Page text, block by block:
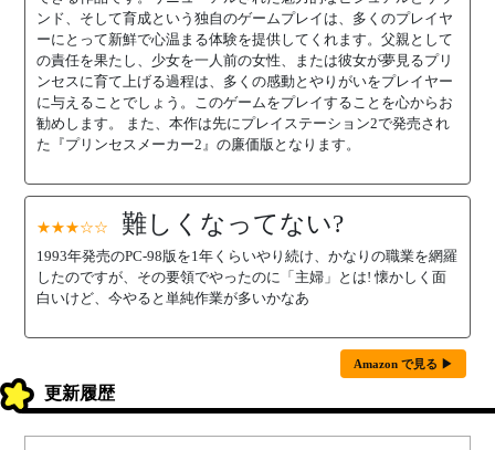
ンド、そして育成という独自のゲームプレイは、多くのプレイヤ
ーにとって新鮮で心温まる体験を提供してくれます。父親として
の責任を果たし、少女を一人前の女性、または彼女が夢見るプリ
ンセスに育て上げる過程は、多くの感動とやりがいをプレイヤー
に与えることでしょう。このゲームをプレイすることを心からお
勧めします。 また、本作は先にプレイステーション2で発売され
た『プリンセスメーカー2』の廉価版となります。
★★★☆☆ 難しくなってない?
1993年発売のPC-98版を1年くらいやり続け、かなりの職業を網羅
したのですが、その要領でやったのに「主婦」とは! 懐かしく面
白いけど、今やると単純作業が多いかなあ
Amazon で見る ▶
更新履歴